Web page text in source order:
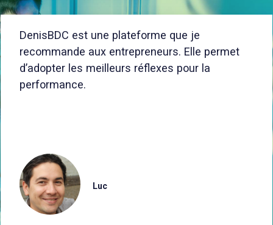
DenisBDC est une plateforme que je
recommande aux entrepreneurs. Elle permet
d’adopter les meilleurs réflexes pour la
performance.
Luc